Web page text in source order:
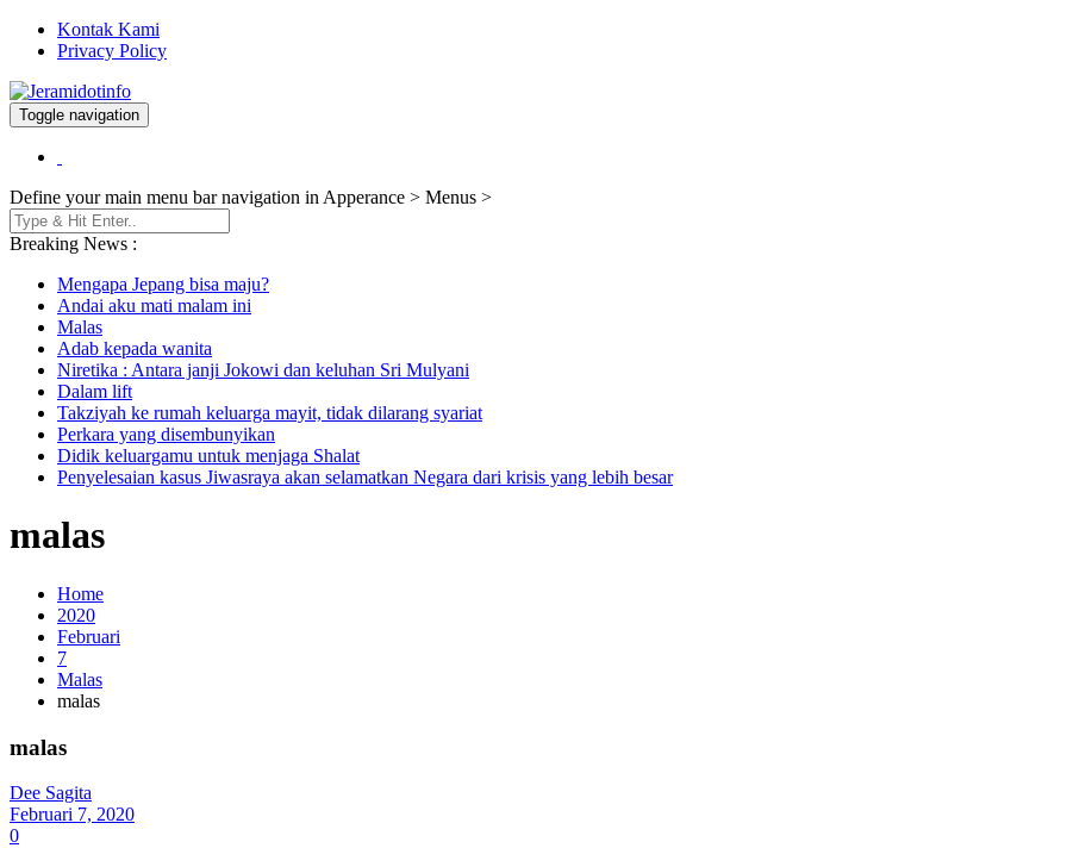
Kontak Kami
Privacy Policy
Jeramidotinfo
Berita dan Informasi Terkini
Toggle navigation
Define your main menu bar navigation in Apperance > Menus >
Breaking News :
Mengapa Jepang bisa maju?
Andai aku mati malam ini
Malas
Adab kepada wanita
Niretika : Antara janji Jokowi dan keluhan Sri Mulyani
Dalam lift
Takziyah ke rumah keluarga mayit, tidak dilarang syariat
Perkara yang disembunyikan
Didik keluargamu untuk menjaga Shalat
Penyelesaian kasus Jiwasraya akan selamatkan Negara dari krisis yang lebih besar
malas
Home
2020
Februari
7
Malas
malas
malas
Dee Sagita
Februari 7, 2020
0